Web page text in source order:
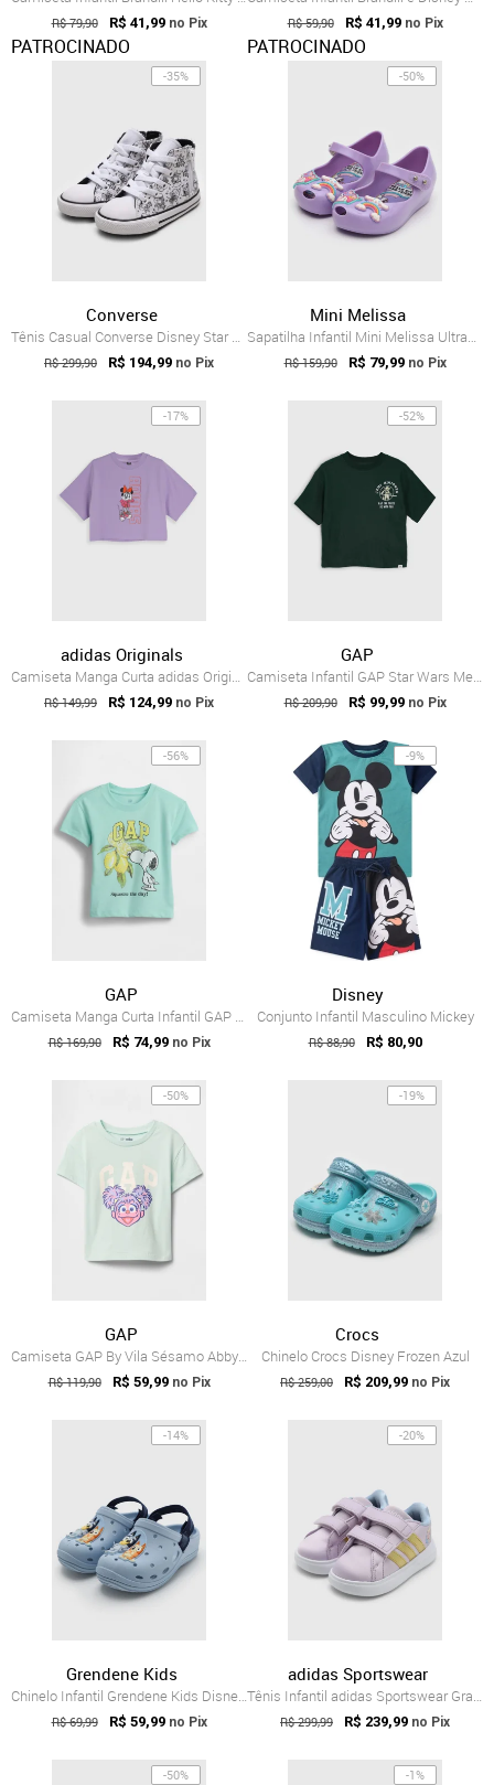
R$ 79,90 R$ 41,99 no Pix
PATROCINADO
R$ 59,90 R$ 41,99 no Pix
PATROCINADO
-35%
Converse
Tênis Casual Converse Disney Star Wars Branco
R$ 299,90 R$ 194,99 no Pix
-50%
Mini Melissa
Sapatilha Infantil Mini Melissa Ultragir...
R$ 159,90 R$ 79,99 no Pix
-17%
adidas Originals
Camiseta Manga Curta adidas Originals M...
R$ 149,99 R$ 124,99 no Pix
-52%
GAP
Camiseta Infantil GAP Star Wars Mestre Y...
R$ 209,90 R$ 99,99 no Pix
-56%
GAP
Camiseta Manga Curta Infantil GAP Snoopy Verde
R$ 169,90 R$ 74,99 no Pix
-9%
Disney
Conjunto Infantil Masculino Mickey
R$ 88,90 R$ 80,90
-50%
GAP
Camiseta GAP By Vila Sésamo Abby Cadabby Verde
R$ 119,90 R$ 59,99 no Pix
-19%
Crocs
Chinelo Crocs Disney Frozen Azul
R$ 259,00 R$ 209,99 no Pix
-14%
Grendene Kids
Chinelo Infantil Grendene Kids Disney Bluey Azul
R$ 69,99 R$ 59,99 no Pix
-20%
adidas Sportswear
Tênis Infantil adidas Sportswear Grand C...
R$ 299,99 R$ 239,99 no Pix
-50% -1%